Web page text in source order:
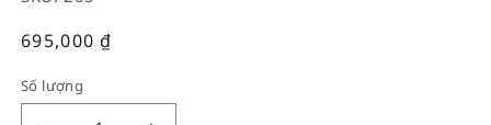
Giá
695,000₫
Số lượng